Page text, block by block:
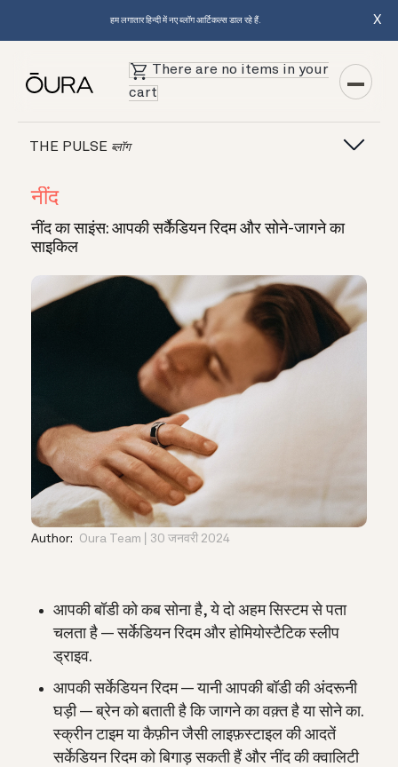
हम लगातार हिन्दी में नए ब्लॉग आर्टिकल्स डाल रहे हैं. X
There are no items in your
cart
THE PULSE ब्लॉग
नींद
नींद का साइंस: आपकी सर्कैडियन रिदम और सोने-जागने का
साइकिल
Author: Oura Team 30 जनवरी 2024
आपकी बॉडी को कब सोना है, ये दो अहम सिस्टम से पता
चलता है — सर्केडियन रिदम और होमियोस्टैटिक स्लीप
ड्राइव.
आपकी सर्केडियन रिदम — यानी आपकी बॉडी की अंदरूनी
घड़ी — ब्रेन को बताती है कि जागने का वक़्त है या सोने का.
स्क्रीन टाइम या कैफ़ीन जैसी लाइफ़स्टाइल की आदतें
सर्केडियन रिदम को बिगाड़ सकती हैं और नींद की क्वालिटी